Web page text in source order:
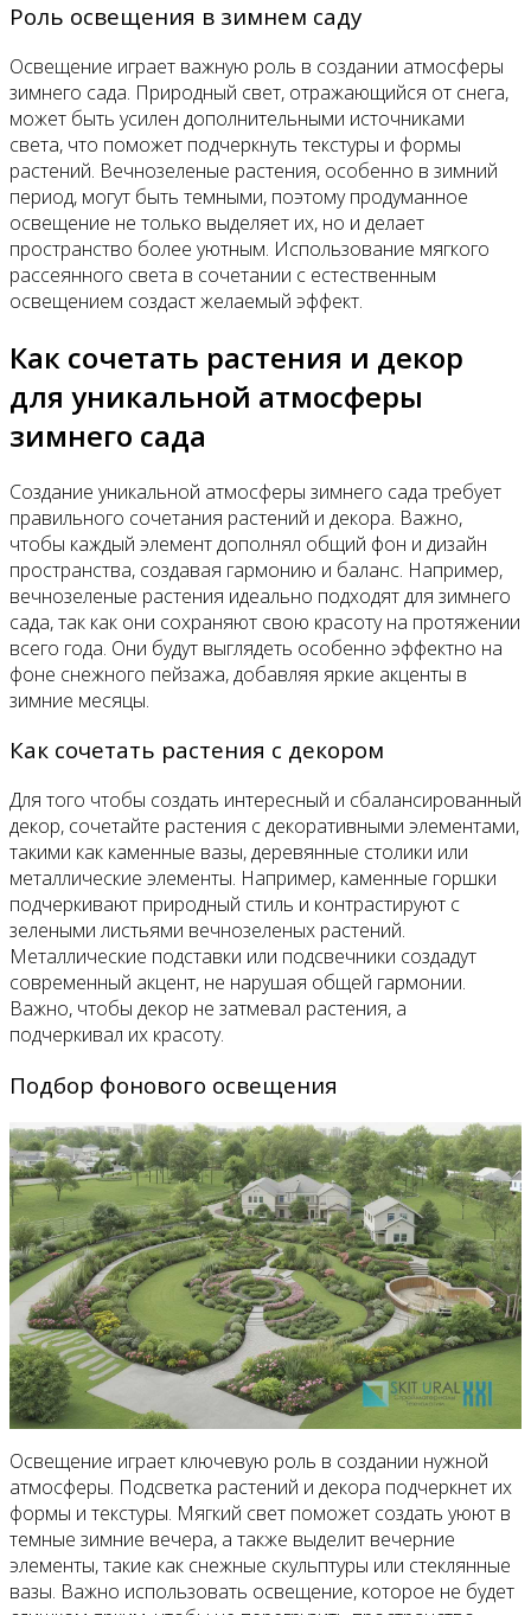
Роль освещения в зимнем саду
Освещение играет важную роль в создании атмосферы
зимнего сада. Природный свет, отражающийся от снега,
может быть усилен дополнительными источниками
света, что поможет подчеркнуть текстуры и формы
растений. Вечнозеленые растения, особенно в зимний
период, могут быть темными, поэтому продуманное
освещение не только выделяет их, но и делает
пространство более уютным. Использование мягкого
рассеянного света в сочетании с естественным
освещением создаст желаемый эффект.
Как сочетать растения и декор
для уникальной атмосферы
зимнего сада
Создание уникальной атмосферы зимнего сада требует
правильного сочетания растений и декора. Важно,
чтобы каждый элемент дополнял общий фон и дизайн
пространства, создавая гармонию и баланс. Например,
вечнозеленые растения идеально подходят для зимнего
сада, так как они сохраняют свою красоту на протяжении
всего года. Они будут выглядеть особенно эффектно на
фоне снежного пейзажа, добавляя яркие акценты в
зимние месяцы.
Как сочетать растения с декором
Для того чтобы создать интересный и сбалансированный
декор, сочетайте растения с декоративными элементами,
такими как каменные вазы, деревянные столики или
металлические элементы. Например, каменные горшки
подчеркивают природный стиль и контрастируют с
зелеными листьями вечнозеленых растений.
Металлические подставки или подсвечники создадут
современный акцент, не нарушая общей гармонии.
Важно, чтобы декор не затмевал растения, а
подчеркивал их красоту.
Подбор фонового освещения
Освещение играет ключевую роль в создании нужной
атмосферы. Подсветка растений и декора подчеркнет их
формы и текстуры. Мягкий свет поможет создать уюют в
темные зимние вечера, а также выделит вечерние
элементы, такие как снежные скульптуры или стеклянные
вазы. Важно использовать освещение, которое не будет